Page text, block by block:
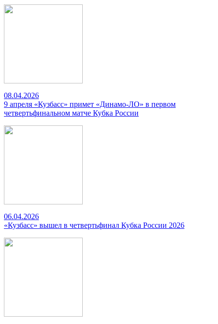
08.04.2026
9 апреля «Кузбасс» примет «Динамо-ЛО» в первом
четвертьфинальном матче Кубка России
06.04.2026
«Кузбасс» вышел в четвертьфинал Кубка России 2026